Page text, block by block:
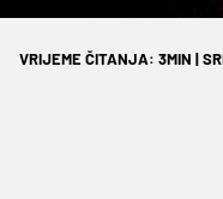
VRIJEME ČITANJA: 3MIN |